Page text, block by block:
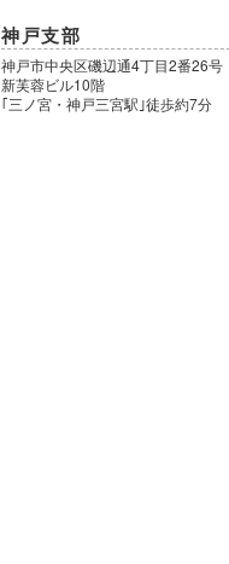
神戸支部
神戸市中央区磯辺通4丁目2番26号
新芙蓉ビル10階
｢三ノ宮・神戸三宮駅｣徒歩約7分